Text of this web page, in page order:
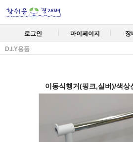
로그인 마이페이지 장
D.I.Y용품
이동식행거(핑크,실버)/색